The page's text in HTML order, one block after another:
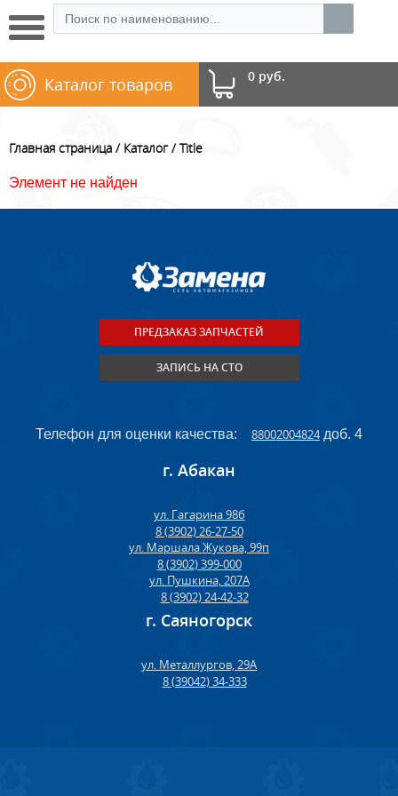
0 руб.
Каталог товаров
Главная страница Каталог Title
Элемент не найден
ПРЕДЗАКАЗ ЗАПЧАСТЕЙ
ЗАПИСЬ НА СТО
Телефон для оценки качества: 88002004824доб. 4
г. Абакан
ул. Гагарина 98б
8 (3902) 26-27-50
ул. Маршала Жукова, 99п
8 (3902) 399-000
ул. Пушкина, 207А
8 (3902) 24-42-32
г. Саяногорск
ул. Металлургов, 29А
8 (39042) 34-333